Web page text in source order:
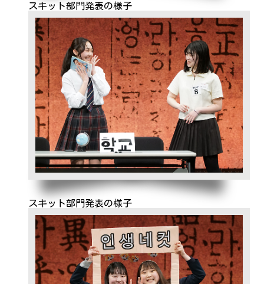
スキット部門発表の様子
スキット部門発表の様子